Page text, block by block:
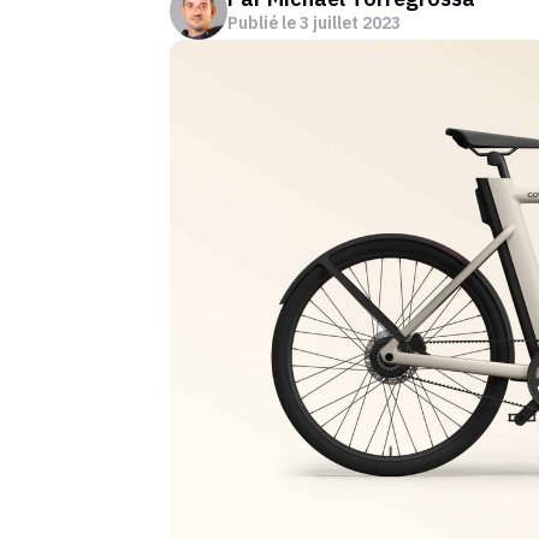
Publié le3 juillet 2023